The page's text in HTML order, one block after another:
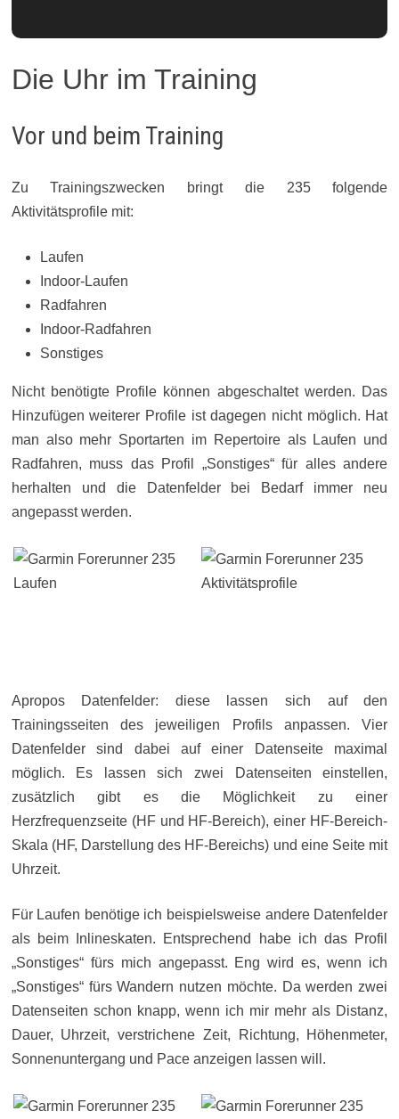
Die Uhr im Training
Vor und beim Training
Zu Trainingszwecken bringt die 235 folgende
Aktivitätsprofile mit:
Laufen
Indoor-Laufen
Radfahren
Indoor-Radfahren
Sonstiges
Nicht benötigte Profile können abgeschaltet werden. Das
Hinzufügen weiterer Profile ist dagegen nicht möglich. Hat
man also mehr Sportarten im Repertoire als Laufen und
Radfahren, muss das Profil „Sonstiges“ für alles andere
herhalten und die Datenfelder bei Bedarf immer neu
angepasst werden.
Apropos Datenfelder: diese lassen sich auf den
Trainingsseiten des jeweiligen Profils anpassen. Vier
Datenfelder sind dabei auf einer Datenseite maximal
möglich. Es lassen sich zwei Datenseiten einstellen,
zusätzlich gibt es die Möglichkeit zu einer
Herzfrequenzseite (HF und HF-Bereich), einer HF-Bereich-
Skala (HF, Darstellung des HF-Bereichs) und eine Seite mit
Uhrzeit.
Für Laufen benötige ich beispielsweise andere Datenfelder
als beim Inlineskaten. Entsprechend habe ich das Profil
„Sonstiges“ fürs mich angepasst. Eng wird es, wenn ich
„Sonstiges“ fürs Wandern nutzen möchte. Da werden zwei
Datenseiten schon knapp, wenn ich mir mehr als Distanz,
Dauer, Uhrzeit, verstrichene Zeit, Richtung, Höhenmeter,
Sonnenuntergang und Pace anzeigen lassen will.